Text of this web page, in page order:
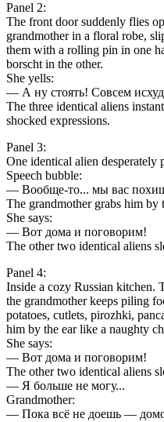
Panel 2:
The front door suddenly flies
grandmother in a floral robe,
them with a rolling pin in one
borscht in the other.
She yells:
— А ну стоять! Совсем
The three identical aliens
shocked expressions.
Panel 3:
One identical alien desperately
Speech bubble:
— Вообще-то... мы вас
The grandmother grabs him by
She says:
— Вот дома и поговорим!
The other two identical aliens
Panel 4:
Inside a cozy Russian kitchen.
the grandmother keeps piling
potatoes, cutlets, pirozhki,
him by the ear like a naughty
She says:
— Вот дома и поговорим!
The other two identical aliens
— Я больше не могу...
Grandmother:
— Пока всё не доешь —